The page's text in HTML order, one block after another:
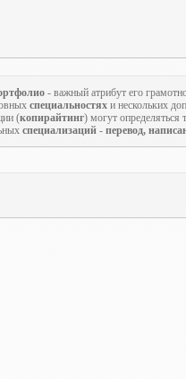
- важный атрибут его
специальностях и нескольких
(копирайтинг) могут
специализаций - перевод,